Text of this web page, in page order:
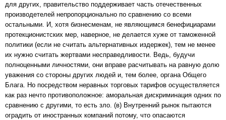
для других, правительство поддерживает часть отечественных
производетелей непропорционально по сравнению со всеми
остальными. И, хотя бизнесменам, не являющимся бенефициарами
протекционистских мер, наверное, не делается хуже от таможенной
политики (если не считать альтернативных издержек), тем не менее
их нужно считать жертвами несправедливости. Ведь, будучи
полноценными личностями, они вправе расчитывать на равную долю
уважения со стороны других людей и, тем более, органа Общего
Блага. Но посредством неравных торговых тарифов осуществляется
как раз нечто противоположное: аморальная дискриминация одних по
сравнению с другими, то есть зло. (в) Внутренний рынок пытаются
оградить от иностранных компаний потому, что опасаются